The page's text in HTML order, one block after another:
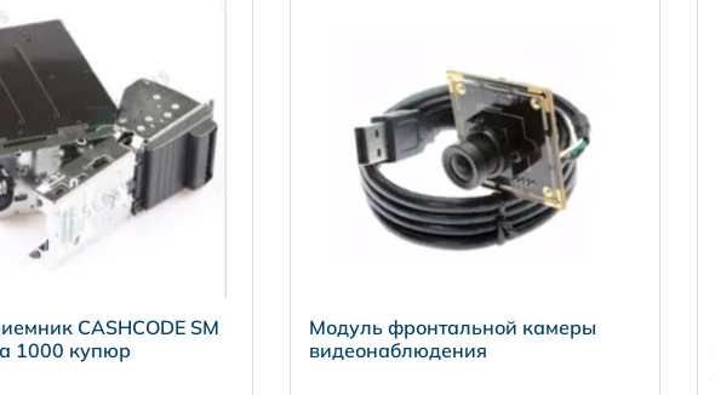
CASHCODE SM
1000 купюр
Модуль фронтальной камеры
видеонаблюдения